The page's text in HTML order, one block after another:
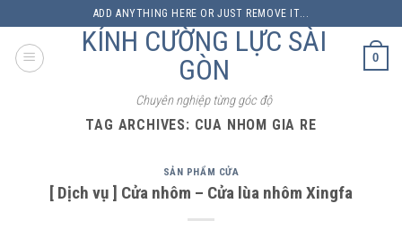
to
content
ADD ANYTHING HERE OR JUST REMOVE IT...
KÍNH CƯỜNG LỰC SÀI
GÒN
Chuyên nghiệp từng góc độ
0
TAG ARCHIVES: CUA NHOM GIA RE
SẢN PHẨM CỬA
[ Dịch vụ ] Cửa nhôm – Cửa lùa nhôm Xingfa